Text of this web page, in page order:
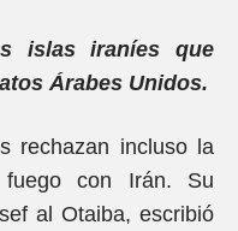
islas iraníes que
Árabes Unidos.
rechazan incluso la
con Irán. Su
al Otaiba, escribió